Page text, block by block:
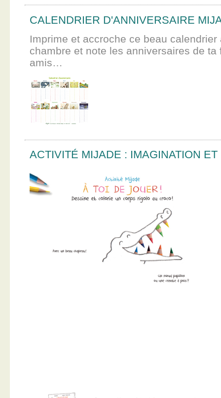
CALENDRIER D'ANNIVERSAIRE
Imprime et accroche ce beau calendrier
chambre et note les anniversaires de ta
amis…
ACTIVITÉ MIJADE : IMAGINATION